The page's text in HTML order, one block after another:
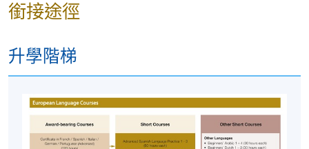
銜接途徑
升學階梯